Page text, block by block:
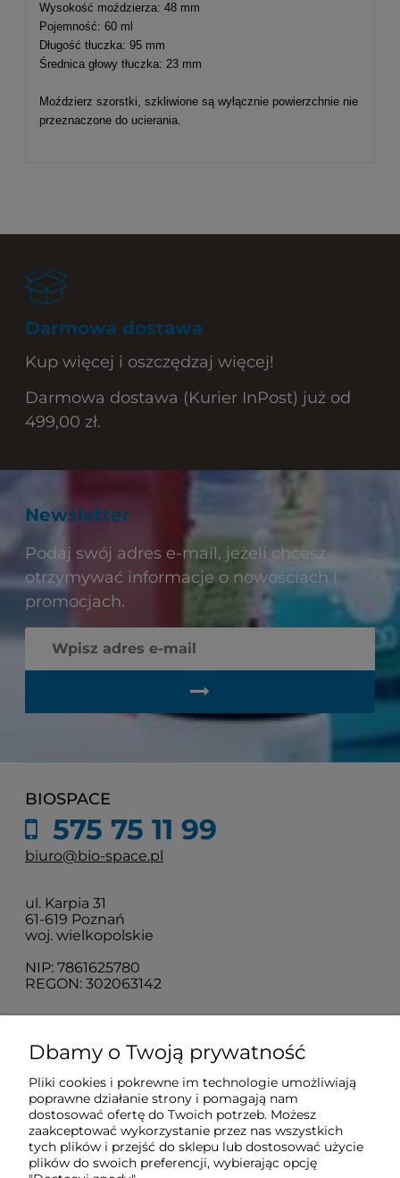
Wysokość moździerza: 48 mm
Pojemność: 60 ml
Długość tłuczka: 95 mm
Średnica głowy tłuczka: 23 mm
Moździerz szorstki, szkliwione są wyłącznie powierzchnie nie
przeznaczone do ucierania.
Darmowa dostawa
Kup więcej i oszczędzaj więcej!
Darmowa dostawa (Kurier InPost) już od
499,00 zł.
Newsletter
Podaj swój adres e-mail, jeżeli chcesz
otrzymywać informacje o nowościach i
promocjach.
BIOSPACE
575 75 11 99
biuro@bio-space.pl
ul. Karpia 31
61-619 Poznań
woj. wielkopolskie
NIP: 7861625780
REGON: 302063142
O nas
Obsługa klienta
Pomoc
Dbamy o Twoją prywatność
Pliki cookies i pokrewne im technologie umożliwiają
poprawne działanie strony i pomagają nam
dostosować ofertę do Twoich potrzeb. Możesz
zaakceptować wykorzystanie przez nas wszystkich
tych plików i przejść do sklepu lub dostosować użycie
plików do swoich preferencji, wybierając opcję